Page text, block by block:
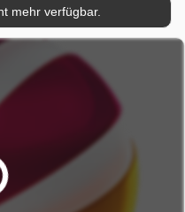
mehr verfügbar.